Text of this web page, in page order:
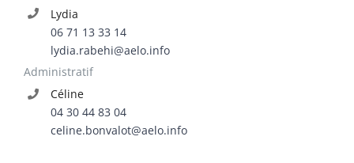
Lydia
06 71 13 33 14
lydia.rabehi@aelo.info
Administratif
Céline
04 30 44 83 04
celine.bonvalot@aelo.info